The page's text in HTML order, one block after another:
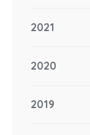
2021
2020
2019